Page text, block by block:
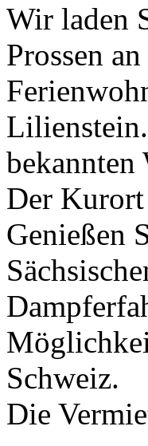
Wir laden
Prossen
bekannten
Der Kurort
Genießen
Schweiz.
Die